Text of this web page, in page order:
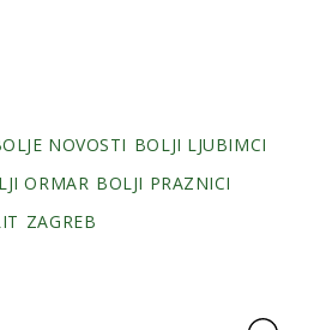
NOVOSTI BOLJI LJUBIMCI
ORMAR BOLJI PRAZNICI
ZAGREB